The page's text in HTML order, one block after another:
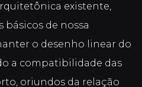
existente,
de nossa
o desenho linear do
a compatibilidade das
oriundos da relação